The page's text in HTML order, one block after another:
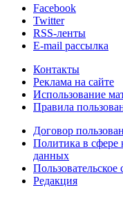
Facebook
Twitter
RSS-ленты
E-mail рассылка
Контакты
Реклама на сайте
Использование
Правила
Договор
Политика в сфере
данных
Пользовательское
Редакция